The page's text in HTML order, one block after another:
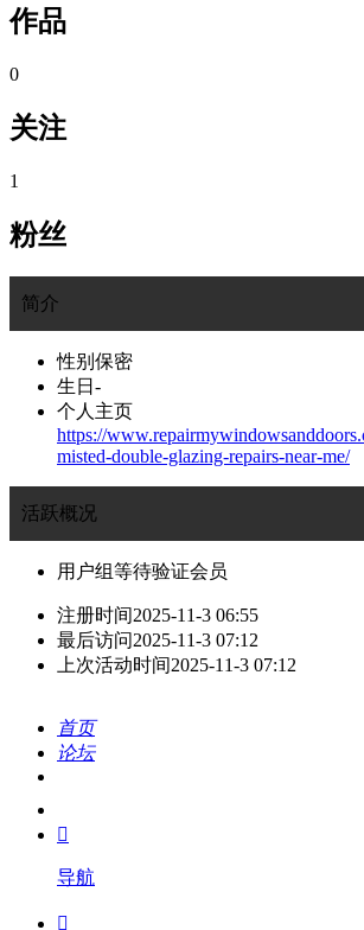
作品
0
关注
1
粉丝
简介
性别 保密
生日 -
个人主页
https://
misted-double-glazing-repairs-near-me/
活跃概况
用户组等待验证会员
注册时间2025-11-3 06:55
最后访问2025-11-3 07:12
上次活动时间2025-11-3 07:12
首页
论坛
我的

导航
